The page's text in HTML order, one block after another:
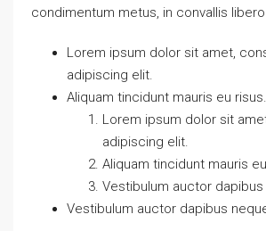
condimentum metus, in convallis libero
Lorem ipsum dolor sit amet,
adipiscing elit.
Aliquam tincidunt mauris eu risus.
Lorem ipsum dolor sit
adipiscing elit.
Aliquam tincidunt mauris
Vestibulum auctor dapibus
Vestibulum auctor dapibus